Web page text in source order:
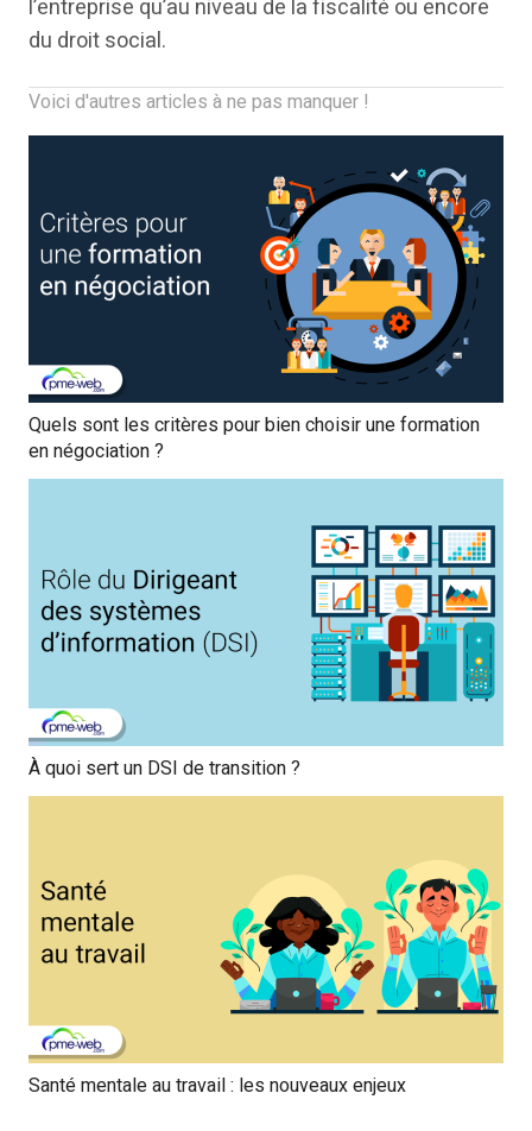
l’entreprise qu’au niveau de la fiscalité ou encore
du droit social.
Voici d'autres articles à ne pas manquer !
Quels sont les critères pour bien choisir une formation
en négociation ?
À quoi sert un DSI de transition ?
Santé mentale au travail : les nouveaux enjeux